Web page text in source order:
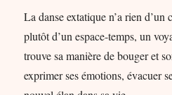
La danse extatique n’a rien
plutôt d’un espace-temps, un
trouve sa manière de bouger et
exprimer ses émotions, évacuer